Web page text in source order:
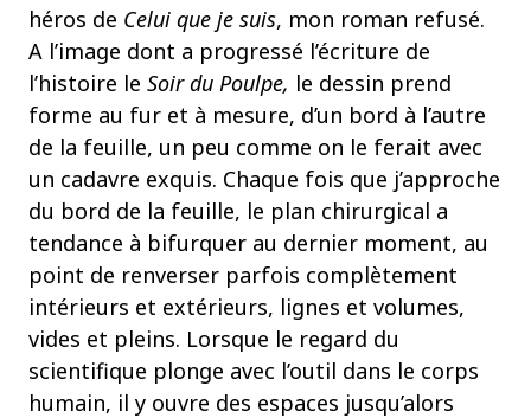
héros de Celui que je suis, mon roman refusé.
A l’image dont a progressé l’écriture de
l’histoire le Soir du Poulpe, le dessin prend
forme au fur et à mesure, d’un bord à l’autre
de la feuille, un peu comme on le ferait avec
un cadavre exquis. Chaque fois que j’approche
du bord de la feuille, le plan chirurgical a
tendance à bifurquer au dernier moment, au
point de renverser parfois complètement
intérieurs et extérieurs, lignes et volumes,
vides et pleins. Lorsque le regard du
scientifique plonge avec l’outil dans le corps
humain, il y ouvre des espaces jusqu’alors